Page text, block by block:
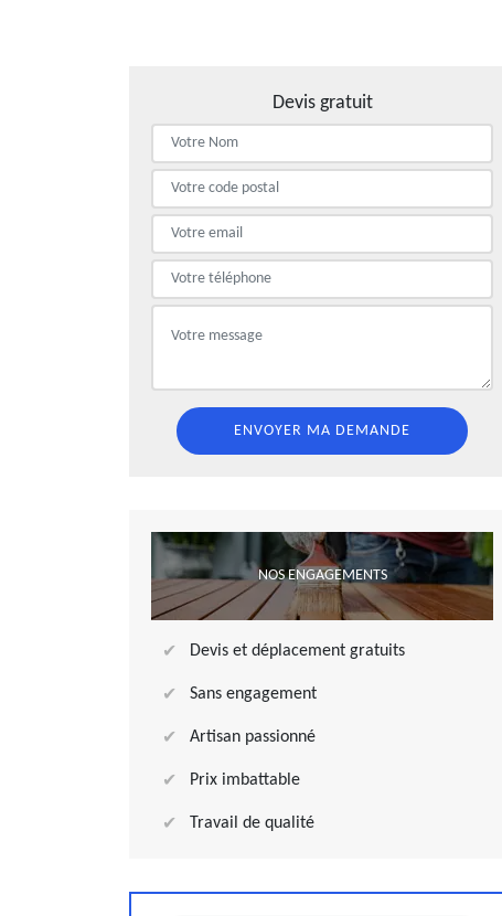
Devis gratuit
NOS ENGAGEMENTS
Devis et déplacement gratuits
Sans engagement
Artisan passionné
Prix imbattable
Travail de qualité